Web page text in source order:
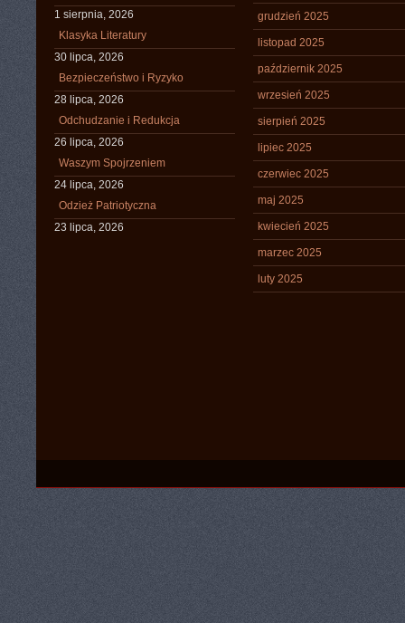
1 sierpnia, 2026
Klasyka Literatury
30 lipca, 2026
Bezpieczeństwo i Ryzyko
28 lipca, 2026
Odchudzanie i Redukcja
26 lipca, 2026
Waszym Spojrzeniem
24 lipca, 2026
Odzież Patriotyczna
23 lipca, 2026
grudzień 2025
listopad 2025
październik 2025
wrzesień 2025
sierpień 2025
lipiec 2025
czerwiec 2025
maj 2025
kwiecień 2025
marzec 2025
luty 2025